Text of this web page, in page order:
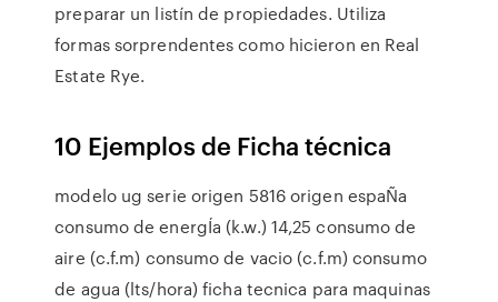
preparar un listín de propiedades. Utiliza
formas sorprendentes como hicieron en Real
Estate Rye.
10 Ejemplos de Ficha técnica
modelo ug serie origen 5816 origen espaÑa
consumo de energÍa (k.w.) 14,25 consumo de
aire (c.f.m) consumo de vacio (c.f.m) consumo
de agua (lts/hora) ficha tecnica para maquinas